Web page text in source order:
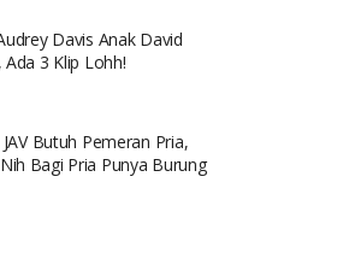
Davis Anak David
3 Klip Lohh!
Butuh Pemeran Pria,
Bagi Pria Punya Burung